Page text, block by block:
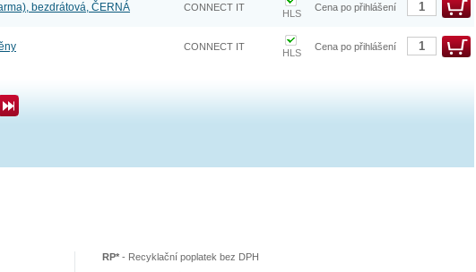
bezdrátová, ČERNÁ CONNECT IT
HLS
Cena po přihlášení
CONNECT IT
HLS
Cena po přihlášení
RP* - Recyklační poplatek bez DPH